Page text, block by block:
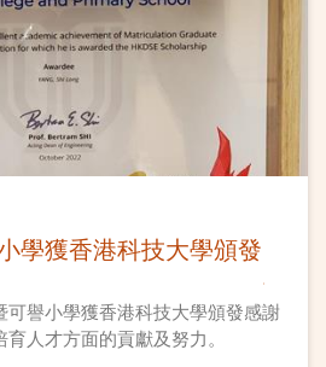
學獲香港科技大學頒發
譽小學獲香港科技大學頒發感謝
人才方面的貢獻及努力。